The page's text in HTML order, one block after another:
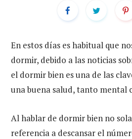
En estos días es habitual que
dormir, debido a las noticias
el dormir bien es una de las
una buena salud, tanto mental
Al hablar de dormir bien no
referencia a descansar el